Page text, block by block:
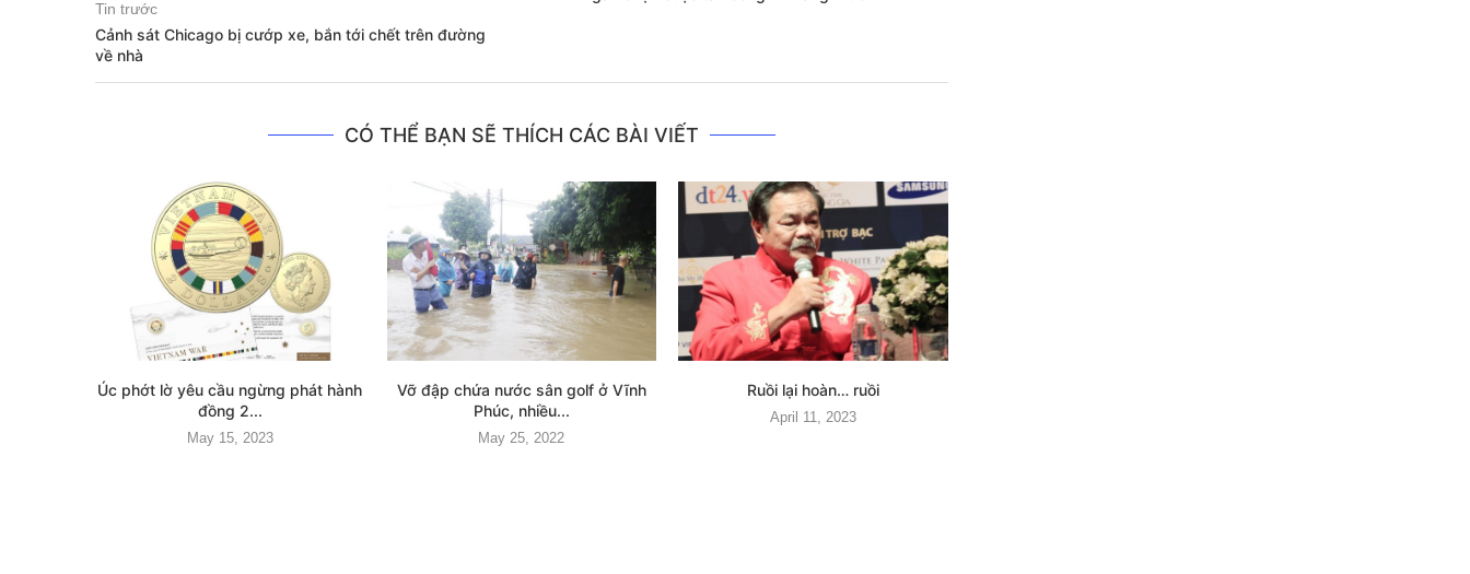
Tin trước
Cảnh sát Chicago bị cướp xe, bắn tới chết trên đường
về nhà
CÓ THỂ BẠN SẼ THÍCH CÁC BÀI VIẾT
Úc phớt lờ yêu cầu ngừng phát hành
đồng 2...
May 15, 2023
Vỡ đập chứa nước sân golf ở Vĩnh
Phúc, nhiều...
May 25, 2022
Ruồi lại hoàn… ruồi
April 11, 2023